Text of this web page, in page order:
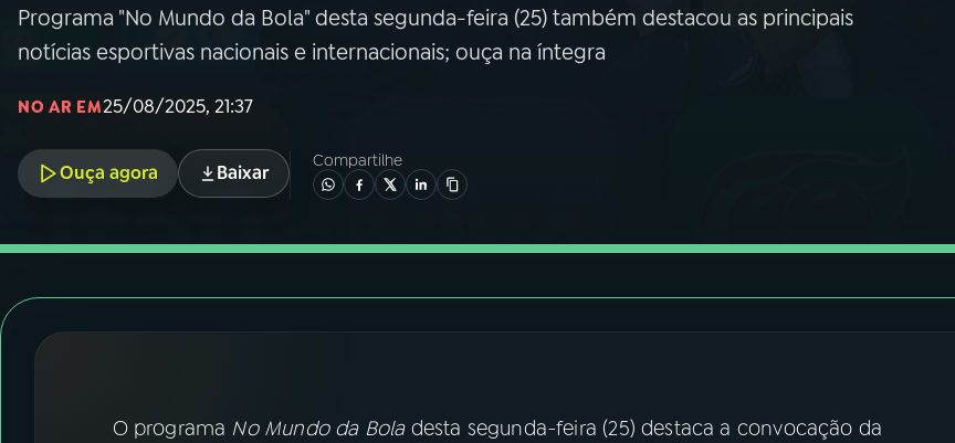
06VIDEOCASTS
07ÚLTIMAS
08FESTIVAL DE MÚSICA
Instagram X
Programa "No Mundo da Bola" desta segunda-feira (25) também destacou as principais
notícias esportivas nacionais e internacionais; ouça na íntegra
NO AR EM25/08/2025, 21:37
Ouça agora Baixar
Compartilhe
O programa No Mundo da Boladesta segunda-feira (25) destaca a convocação da